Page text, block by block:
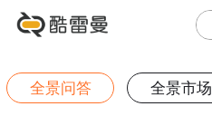
全景问答 全景市场